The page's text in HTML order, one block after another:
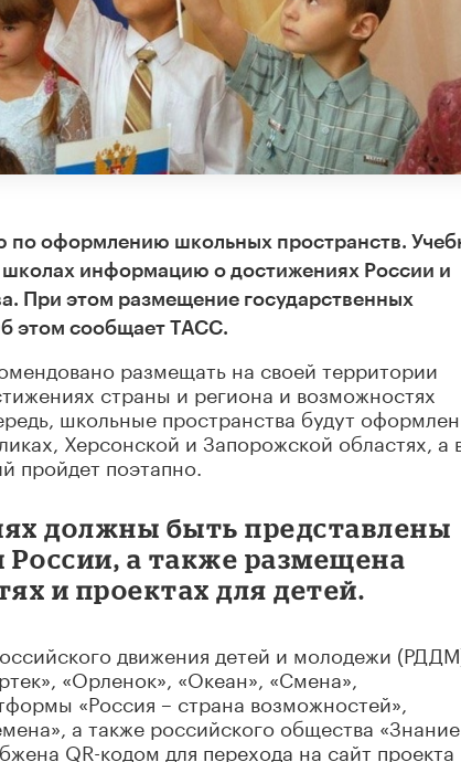
по оформлению школьных пространств.
информацию о достижениях России и
При этом размещение государственных
этом сообщает ТАСС.
размещать на своей территории
страны и региона и возможностях
школьные пространства будут
Херсонской и Запорожской областях, а
пройдет поэтапно.
должны быть представлены
а также размещена
и проектах для детей.
движения детей и молодежи
«Орленок», «Океан», «Смена»,
«Россия – страна возможностей»,
а также российского общества
QR-кодом для перехода на сайт